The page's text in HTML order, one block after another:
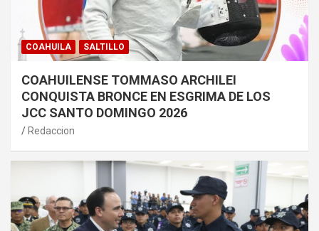
COAHUILA SALTILLO
COAHUILENSE TOMMASO ARCHILEI
CONQUISTA BRONCE EN ESGRIMA DE LOS
JCC SANTO DOMINGO 2026
Redaccion